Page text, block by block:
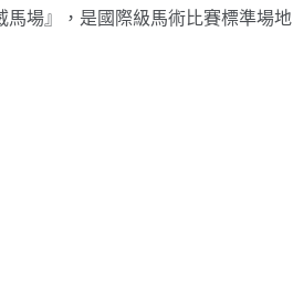
場』，是國際級馬術比賽標準場地